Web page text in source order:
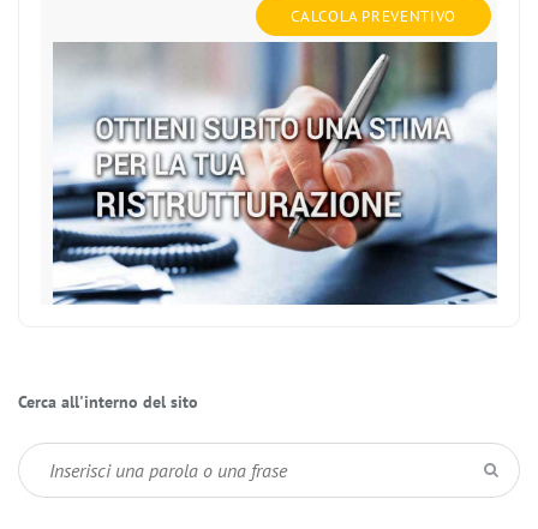
CALCOLA PREVENTIVO
Cerca all'interno del sito